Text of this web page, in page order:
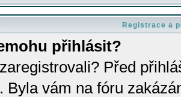
Registrace a
přihlásit?
Před
Byla vám na fóru